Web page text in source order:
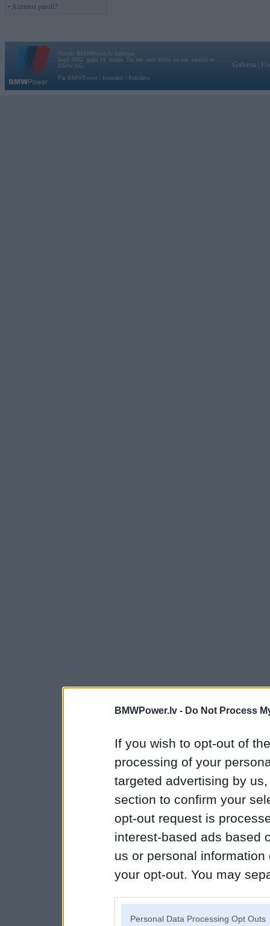
BMWPower.lv - Do Not Process
If you wish to opt-out of
processing of your
targeted advertising by
section to confirm your
opt-out request is
interest-based ads based
us or personal
your opt-out. You may
Personal Data Processing Opt Outs
• Aizmirsi paroli?
Vortāls BMWPower.lv darbojas
kopš 2002. gada 14. maija. Tas nav auto klubs un nav saistīts ar
BMW AG.
Par BMWPower
Kontakti Reklāma
Galvena